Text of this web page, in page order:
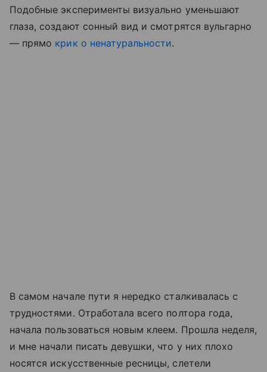
Подобные эксперименты визуально уменьшают
глаза, создают сонный вид и смотрятся вульгарно
— прямо крик о ненатуральности.
В самом начале пути я нередко сталкивалась с
трудностями. Отработала всего полтора года,
начала пользоваться новым клеем. Прошла неделя,
и мне начали писать девушки, что у них плохо
носятся искусственные ресницы, слетели